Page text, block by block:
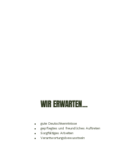
WIR ERWARTEN...
gute Deutschkenntnisse
gepflegtes und freundliches Auftreten
Sorgfältiges Arbeiten
Verantwortungsbewusstsein